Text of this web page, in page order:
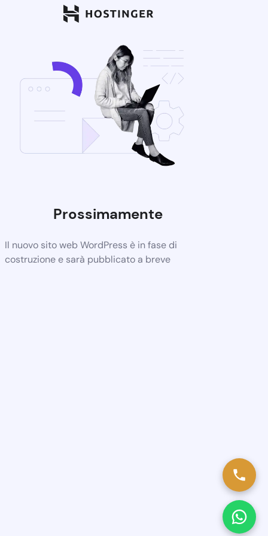
Prossimamente
Il nuovo sito web WordPress è in fase di
costruzione e sarà pubblicato a breve